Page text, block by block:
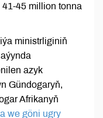
45 million tonna
ministrliginiň
azyk
Gündogaryň,
Afrikanyň
we göni ugry